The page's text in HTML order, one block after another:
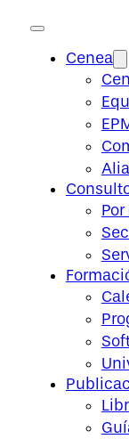
Cenea